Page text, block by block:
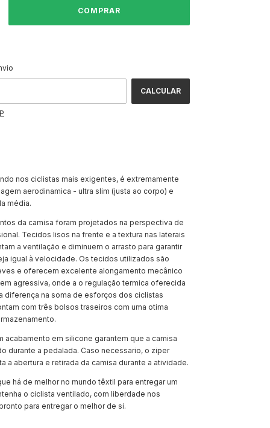
CALCULAR
nos ciclistas mais exigentes, é extremamente
aerodinamica - ultra slim (justa ao corpo) e
média.
da camisa foram projetados na perspectiva de
Tecidos lisos na frente e a textura nas laterais
a ventilação e diminuem o arrasto para garantir
igual à velocidade. Os tecidos utilizados são
e oferecem excelente alongamento mecânico
agressiva, onde a o regulação termica oferecida
diferença na soma de esforços dos ciclistas
com três bolsos traseiros com uma otima
acabamento em silicone garantem que a camisa
durante a pedalada. Caso necessario, o ziper
a abertura e retirada da camisa durante a atividade.
há de melhor no mundo têxtil para entregar um
o ciclista ventilado, com liberdade nos
para entregar o melhor de si.